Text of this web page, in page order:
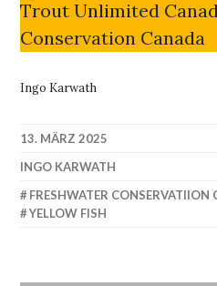
Trout Unlimited
Conservation Canada
Ingo Karwath
13. MÄRZ 2025
INGO KARWATH
FRESHWATER CONSERVATIION
YELLOW FISH